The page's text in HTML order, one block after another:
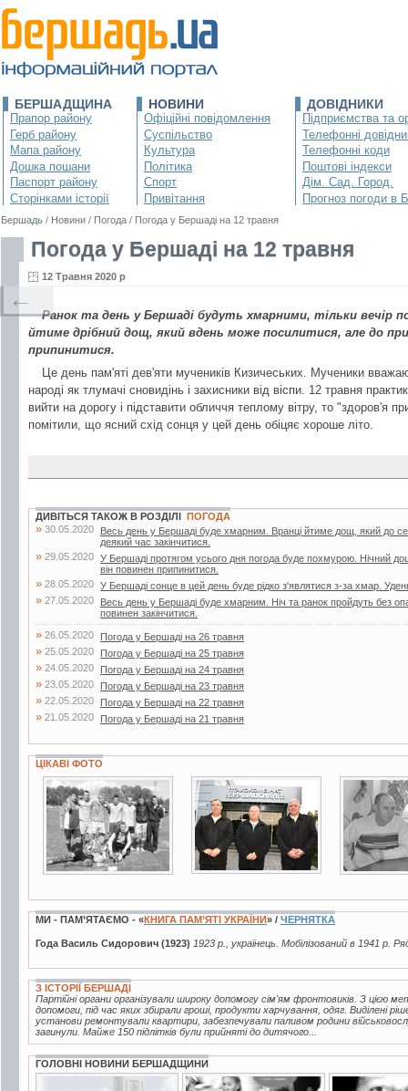
БЕРШАДЩИНА
Прапор району
Герб району
Мапа району
Дошка пошани
Паспорт району
Сторінками історії
НОВИНИ
Офіційні повідомлення
Суспільство
Культура
Політика
Спорт
Привітання
ДОВІДНИКИ
Підприємства та
Телефонні
Телефонні коди
Поштові індекси
Дім. Сад. Город.
Прогноз погоди в
Бершадь / Новини / Погода / Погода у Бершаді на 12 травня
Погода у Бершаді на 12 травня
12 Травня 2020 р
Ранок та день у Бершаді будуть хмарними, тільки вечір
йтиме дрібний дощ, який вдень може посилитися, але до
припинитися.
Це день пам'яті дев'яти мучеників Кизичеських. Мученики
народі як тлумачі сновидінь і захисники від віспи. 12 травня
вийти на дорогу і підставити обличчя теплому вітру, то "здоров'я
помітили, що ясний схід сонця у цей день обіцяє хороше літо.
←
ДИВІТЬСЯ ТАКОЖ В РОЗДІЛІ ПОГОДА
» 30.05.2020
Весь день у Бершаді буде хмарним. Вранці йтиме дощ, який до
деякий час закінчитися.
» 29.05.2020 У Бершаді протягом усього дня погода буде похмурою. Нічний
він повинен припинитися.
» 28.05.2020 У Бершаді сонце в цей день буде рідко з'являтися з-за хмар.
» 27.05.2020
Весь день у Бершаді буде хмарним. Ніч та ранок пройдуть без
повинен закінчитися.
» 26.05.2020 Погода у Бершаді на 26 травня
» 25.05.2020 Погода у Бершаді на 25 травня
» 24.05.2020 Погода у Бершаді на 24 травня
» 23.05.2020 Погода у Бершаді на 23 травня
» 22.05.2020 Погода у Бершаді на 22 травня
» 21.05.2020 Погода у Бершаді на 21 травня
ЦІКАВІ ФОТО
2 фото 3 фото 2 фото
МИ - ПАМ’ЯТАЄМО - «КНИГА ПАМ’ЯТІ УКРАЇНИ» / ЧЕРНЯТКА
Года Василь Сидорович (1923) 1923 р., українець. Мобілізований в 1941 р.
З ІСТОРІЇ БЕРШАДІ
Партійні органи організували широку допомогу сім'ям фронтовиків. З цією
допомоги, під час яких збирали гроші, продукти харчування, одяг. Виділені
установи ремонтували квартири, забезпечували паливом родини
загинули. Майже 150 підлітків були прийняті до дитячого...
ГОЛОВНІ НОВИНИ БЕРШАДЩИНИ